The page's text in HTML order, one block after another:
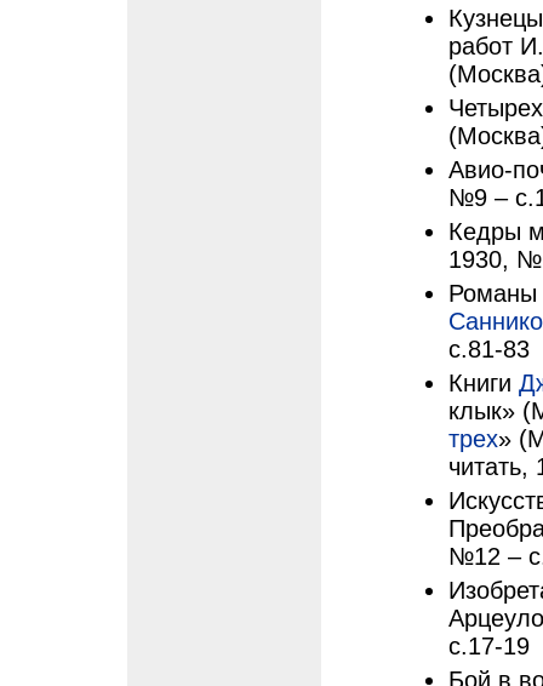
работ
Авио-
№9 –
Кедры
1930,
Романы
с.81-83
Книги
клык»
трех»
№12 –
с.17-19
Бой в